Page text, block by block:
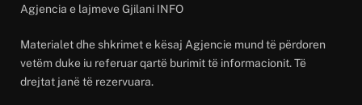
Agjencia e lajmeve Gjilani INFO
Materialet dhe shkrimet e kësaj Agjencie mund të përdoren
vetëm duke iu referuar qartë burimit të informacionit. Të
drejtat janë të rezervuara.